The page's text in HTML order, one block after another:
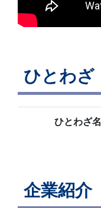
ひとわざ
ひとわざ名
企業紹介